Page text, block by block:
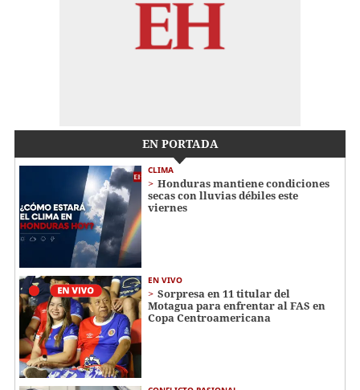
EN PORTADA
CLIMA
Honduras mantiene condiciones
secas con lluvias débiles este
viernes
EN VIVO
Sorpresa en 11 titular del
Motagua para enfrentar al FAS en
Copa Centroamericana